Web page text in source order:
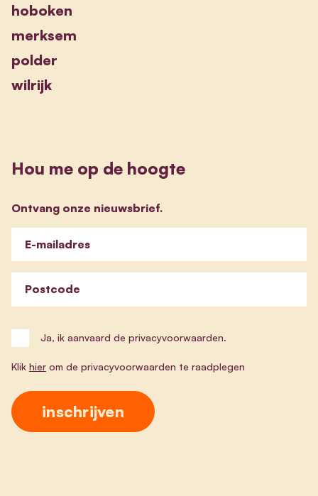
hoboken
merksem
polder
wilrijk
Hou me op de hoogte
Ontvang onze nieuwsbrief.
E-mailadres
Postcode
Ja, ik aanvaard de privacyvoorwaarden.
Klik hier om de privacyvoorwaarden te raadplegen